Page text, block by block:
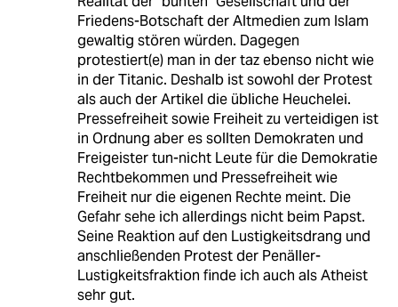
Friedens-Botschaft der Altmedien zum Islam
gewaltig stören würden. Dagegen
protestiert(e) man in der taz ebenso nicht wie
in der Titanic. Deshalb ist sowohl der Protest
als auch der Artikel die übliche Heuchelei.
Pressefreiheit sowie Freiheit zu verteidigen ist
in Ordnung aber es sollten Demokraten und
Freigeister tun-nicht Leute für die Demokratie
Rechtbekommen und Pressefreiheit wie
Freiheit nur die eigenen Rechte meint. Die
Gefahr sehe ich allerdings nicht beim Papst.
Seine Reaktion auf den Lustigkeitsdrang und
anschließenden Protest der Penäller-
Lustigkeitsfraktion finde ich auch als Atheist
sehr gut.